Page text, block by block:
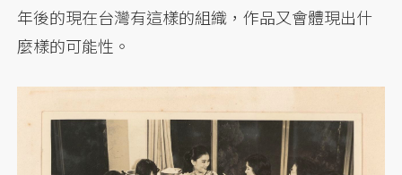
年後的現在台灣有這樣的組織，作品又會體現出什
麼樣的可能性。